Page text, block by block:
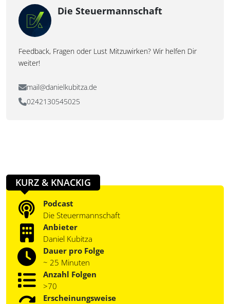
Die Steuermannschaft
Feedback, Fragen oder Lust Mitzuwirken? Wir helfen Dir
weiter!
mail@danielkubitza.de
0242130545025
KURZ & KNACKIG
Podcast
Die Steuermannschaft
Anbieter
Daniel Kubitza
Dauer pro Folge
~ 25 Minuten
Anzahl Folgen
>70
Erscheinungsweise